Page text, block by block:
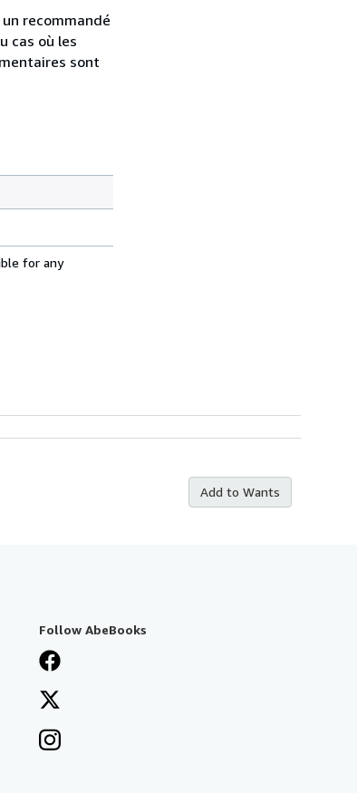
recommandé
cas où les
sont
for any
Add to Wants
Follow AbeBooks